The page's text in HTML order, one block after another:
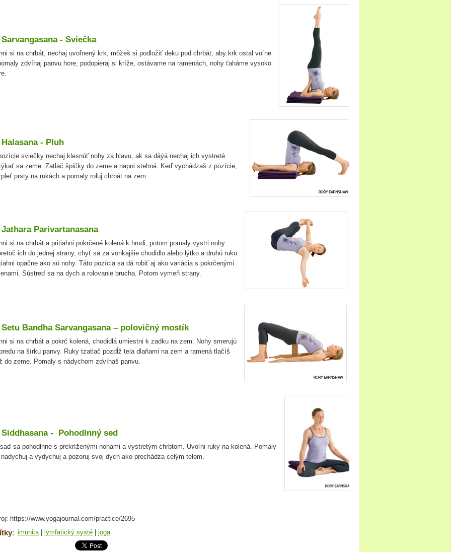
- Sviečka
si na chrbát, nechaj uvoľnený krk, môžeš si podložiť deku pod chrbát, aby krk ostal voľne
zdvíhaj panvu hore, podopieraj si kríže, ostávame na ramenách, nohy ťaháme vysoko
Halasana - Pluh
sviečky nechaj klesnúť nohy za hlavu, ak sa dáýá nechaj ich vystreté
sa zeme. Zatlač špičky do zeme a napni stehná. Keď vychádzaš z pozície,
prsty na rukách a pomaly roluj chrbát na zem.
Jathara Parivartanasana
si na chrbát a pritiahni pokrčené kolená k hrudi, potom pomaly vystri nohy
ich do jednej strany, chyť sa za vonkajšie chodidlo alebo lýtko a druhú ruku
opačne ako sú nohy. Táto pozícia sa dá robiť aj ako variácia s pokrčenými
Sústreď sa na dych a rolovanie brucha. Potom vymeň strany.
Setu Bandha Sarvangasana – polovičný mostík
si na chrbát a pokrč kolená, chodidlá umiestni k zadku na zem. Nohy smerujú
na šírku panvy. Ruky tzatlač pozdĺž tela dlaňami na zem a ramená tlačíš
do zeme. Pomaly s nádychom zdvíhaš panvu.
Siddhasana - Pohodlnný sed
sa pohodlnne s prekríženými nohami a vystretým chrbtom. Uvoľni ruky na kolená. Pomaly
a vydychuj a pozoruj svoj dych ako prechádza celým telom.
https://www.yogajournal.com/practice/2695
: imunita lymfatický systé joga